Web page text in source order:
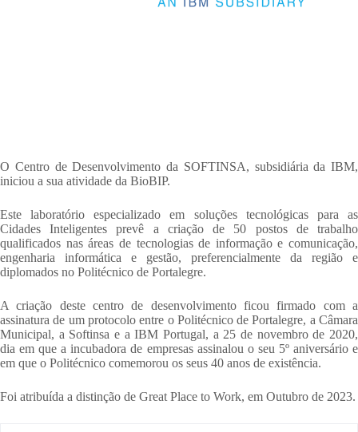
O Centro de Desenvolvimento da SOFTINSA, subsidiária da IBM,
iniciou a sua atividade da BioBIP.
Este laboratório especializado em soluções tecnológicas para as
Cidades Inteligentes prevê a criação de 50 postos de trabalho
qualificados nas áreas de tecnologias de informação e comunicação,
engenharia informática e gestão, preferencialmente da região e
diplomados no Politécnico de Portalegre.
A criação deste centro de desenvolvimento ficou firmado com a
assinatura de um protocolo entre o Politécnico de Portalegre, a Câmara
Municipal, a Softinsa e a IBM Portugal, a 25 de novembro de 2020,
dia em que a incubadora de empresas assinalou o seu 5º aniversário e
em que o Politécnico comemorou os seus 40 anos de existência.
Foi atribuída a distinção de Great Place to Work, em Outubro de 2023.